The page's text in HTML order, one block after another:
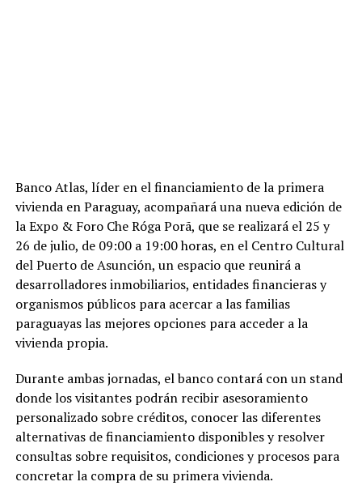
Banco Atlas, líder en el financiamiento de la primera
vivienda en Paraguay, acompañará una nueva edición de
la Expo & Foro Che Róga Porã, que se realizará el 25 y
26 de julio, de 09:00 a 19:00 horas, en el Centro Cultural
del Puerto de Asunción, un espacio que reunirá a
desarrolladores inmobiliarios, entidades financieras y
organismos públicos para acercar a las familias
paraguayas las mejores opciones para acceder a la
vivienda propia.
Durante ambas jornadas, el banco contará con un stand
donde los visitantes podrán recibir asesoramiento
personalizado sobre créditos, conocer las diferentes
alternativas de financiamiento disponibles y resolver
consultas sobre requisitos, condiciones y procesos para
concretar la compra de su primera vivienda.